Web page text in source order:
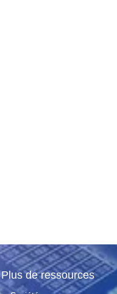
Plus de ressources